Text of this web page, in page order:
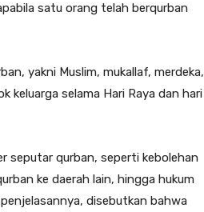
satu orang telah berqurban
yakni Muslim, mukallaf, merdeka,
keluarga selama Hari Raya dan hari
seputar qurban, seperti kebolehan
ke daerah lain, hingga hukum
disebutkan bahwa